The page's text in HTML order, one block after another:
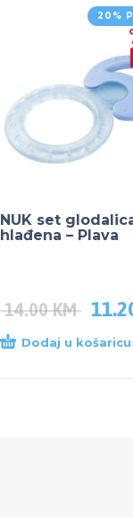
20%
NUK set
hlađena – Plava
14.00KM
Dodaj u košaricu